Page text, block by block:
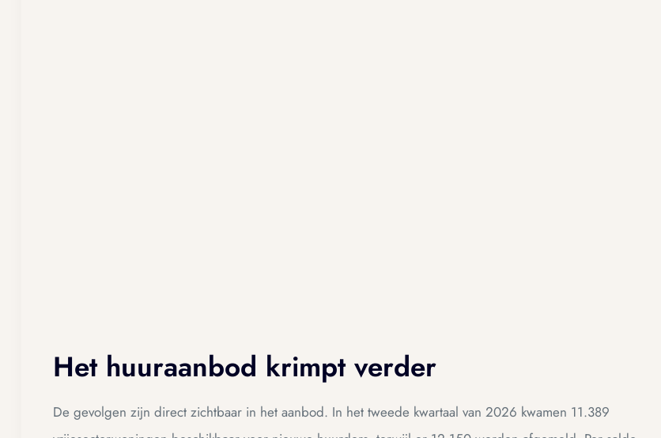
Het huuraanbod krimpt verder
De gevolgen zijn direct zichtbaar in het aanbod. In het tweede kwartaal van 2026 kwamen 11.389